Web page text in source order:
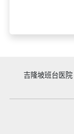
吉隆坡班台医院